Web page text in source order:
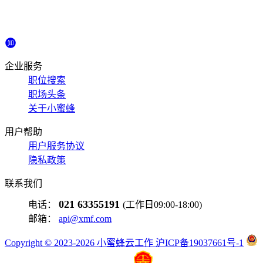
企业服务
职位搜索
职场头条
关于小蜜蜂
用户帮助
用户服务协议
隐私政策
联系我们
电话： 021 63355191 (工作日09:00-18:00)
邮箱： api@xmf.com
Copyright © 2023-2026 小蜜蜂云工作 沪ICP备19037661号-1